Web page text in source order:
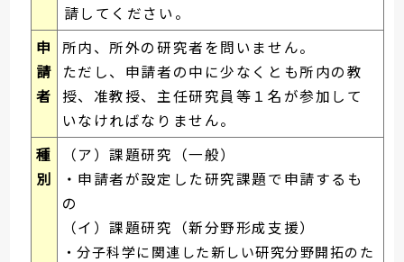
請してください。
申
請
者
所内、所外の研究者を問いません。
ただし、申請者の中に少なくとも所内の教
授、准教授、主任研究員等１名が参加して
いなければなりません。
種
別
（ア）課題研究（一般）
・申請者が設定した研究課題で申請するも
の
（イ）課題研究（新分野形成支援）
・分子科学に関連した新しい研究分野開拓のた